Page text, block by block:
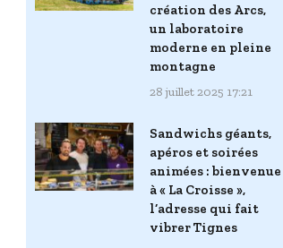
création des Arcs,
un laboratoire
moderne en pleine
montagne
28 juillet 2025 17:21
Sandwichs géants,
apéros et soirées
animées : bienvenue
à « La Croisse »,
l’adresse qui fait
vibrer Tignes